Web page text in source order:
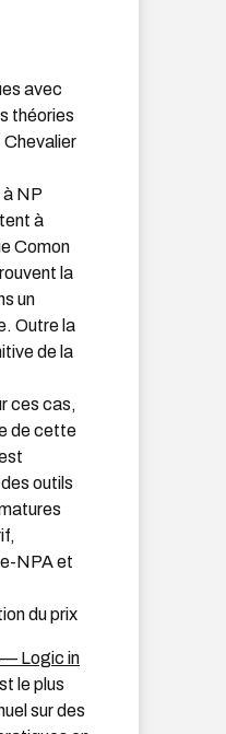
avec
théories
Chevalier
à NP
à
Comon
la
un
Outre la
de la
ces cas,
de cette
outils
NPA et
du prix
— Logic in
le plus
sur des